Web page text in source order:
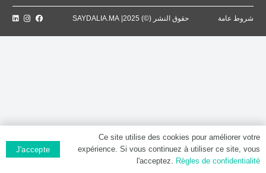
شروط عامة حقوق النشر (©) 2025| SAYDALIA.MA
Ce site utilise des cookies pour améliorer votre
expérience. Si vous continuez à utiliser ce site, vous
l'acceptez. Règles de confidentialité
J'accepte